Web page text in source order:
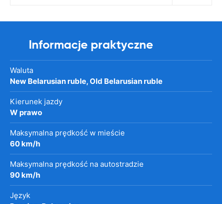
Informacje praktyczne
Waluta
New Belarusian ruble, Old Belarusian ruble
Kierunek jazdy
W prawo
Maksymalna prędkość w mieście
60 km/h
Maksymalna prędkość na autostradzie
90 km/h
Język